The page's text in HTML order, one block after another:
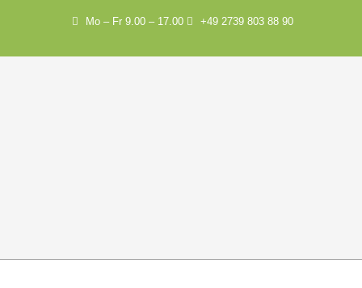
Mo – Fr 9.00 – 17.00 +49 2739 803 88 90